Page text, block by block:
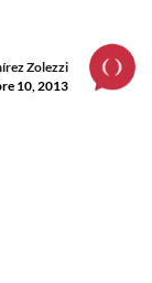
Zolezzi
10, 2013